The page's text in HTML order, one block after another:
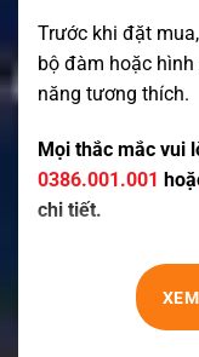
Trước khi đặt
bộ đàm hoặc
năng tương thích.
Mọi thắc mắc vui
0386.001.001
chi tiết.